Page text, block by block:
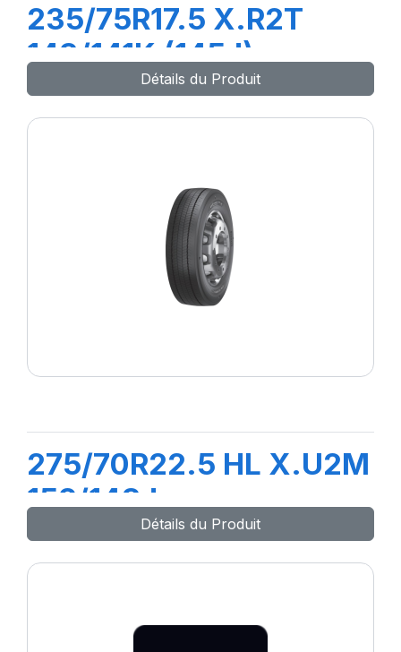
235/75R17.5 X.R2T
143/141K (145J)
Détails du Produit
275/70R22.5 HL X.U2M
152/148J
Détails du Produit